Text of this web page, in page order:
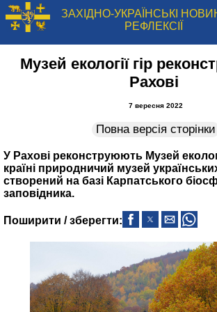
ЗАХІДНО-УКРАЇНСЬКІ
РЕФЛЕКСІЇ
Музей екології гір
Рахові
7 вересня 2022
Повна версія сторінки
У Рахові реконструюють Музей
країні природничий музей
створений на базі Карпатського
заповідника.
Поширити / зберегти: